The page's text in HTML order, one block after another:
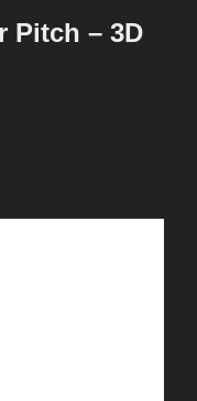
Pitch – 3D